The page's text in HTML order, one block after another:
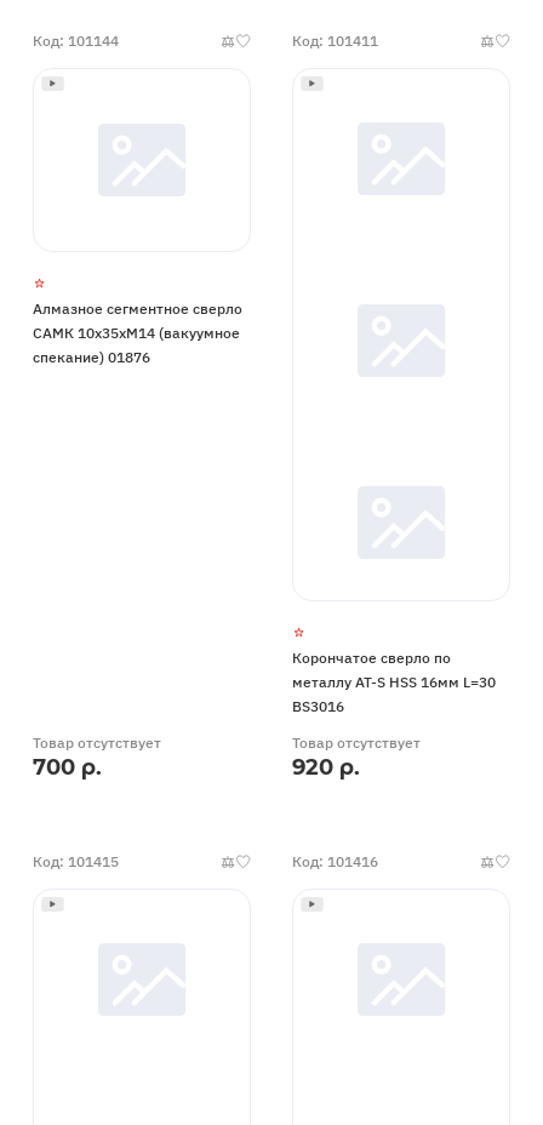
Код: 101144
Алмазное сегментное сверло
САМК 10x35xМ14 (вакуумное
спекание) 01876
Товар отсутствует
700 р.
Код: 101411
Корончатое сверло по
металлу AT-S HSS 16мм L=30
BS3016
Товар отсутствует
920 р.
Код: 101415 Код: 101416